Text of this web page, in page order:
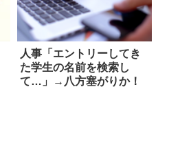
人事「エントリーしてき
た学生の名前を検索し
て…」→八方塞がりか！